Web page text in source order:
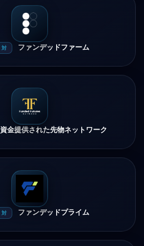
対 ファンデッドファーム
資金提供された先物ネットワーク
対 ファンデッドプライム